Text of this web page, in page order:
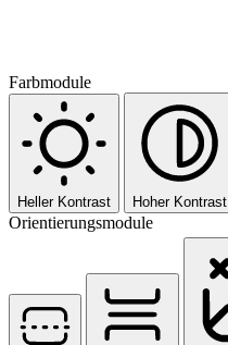
Farbmodule
Heller Kontrast Hoher Kontrast
Orientierungsmodule